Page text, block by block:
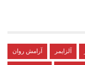
آرامش روان آلزایمر